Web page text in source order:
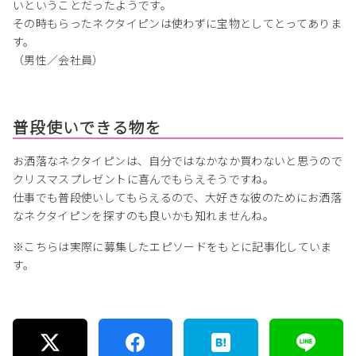
いということだったようです。
その時もらったネクタイピンは使わずに宝物としてとってありま
す。
（男性／会社員）
普段使いできる物を
お洒落なネクタイピンは、自分ではなかなか買わないと思うので
クリスマスプレゼントに喜んでもらえそうですね。
仕事でも普段使いしてもらえるので、大好きな彼のためにお洒落
なネクタイピンを探すのも良いかも知れませんね。
※こちらは実際に募集したエピソードをもとに記事化していま
す。